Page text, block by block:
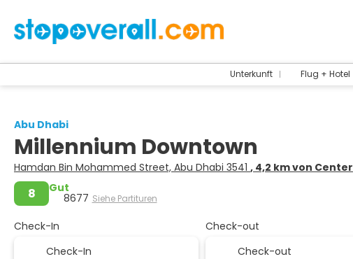
Unterkunft Flug + Hotel
Abu Dhabi
Millennium Downtown
Hamdan Bin Mohammed Street, Abu Dhabi 3541 , 4,2 km von Center
8 Gut
8677 Siehe Partituren
Check-In
Check-out